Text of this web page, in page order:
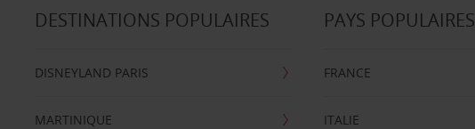
DESTINATIONS POPULAIRES
DISNEYLAND PARIS
MARTINIQUE
PAYS POPULAIRES
FRANCE
ITALIE